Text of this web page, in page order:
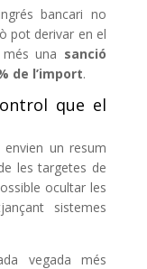
bancari no
pot derivar en el
una sanció
de l’import.
que el
un resum
les targetes de
ocultar les
sistemes
vegada més